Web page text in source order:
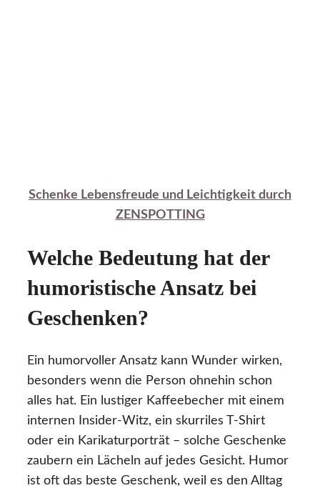
Schenke Lebensfreude und Leichtigkeit durch
ZENSPOTTING
Welche Bedeutung hat der
humoristische Ansatz bei
Geschenken?
Ein humorvoller Ansatz kann Wunder wirken,
besonders wenn die Person ohnehin schon
alles hat. Ein lustiger Kaffeebecher mit einem
internen Insider-Witz, ein skurriles T-Shirt
oder ein Karikaturporträt – solche Geschenke
zaubern ein Lächeln auf jedes Gesicht. Humor
ist oft das beste Geschenk, weil es den Alltag